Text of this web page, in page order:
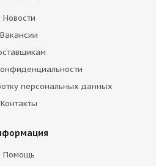
Новости
Вакансии
персональных данных
Контакты
Помощь